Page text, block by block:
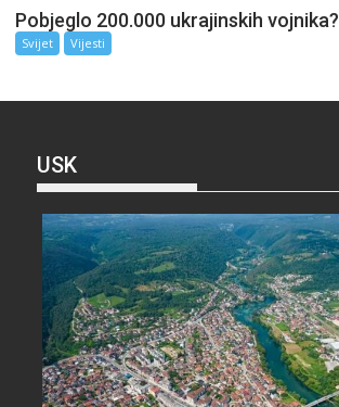
Pobjeglo 200.000 ukrajinskih vojnika?
Svijet Vijesti
USK